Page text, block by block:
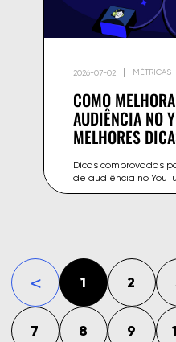
2026-07-02 MÉTRICAS
COMO
AUDIÊNCIA NO
MELHORES
Dicas comprovadas
de audiência no
ritmo de edição,
1 2
7 8 9